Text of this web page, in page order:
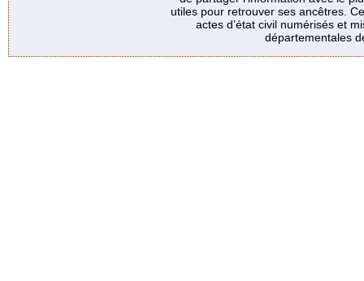
utiles pour retrouver ses ancêtres.
actes d’état civil numérisés et
départementales